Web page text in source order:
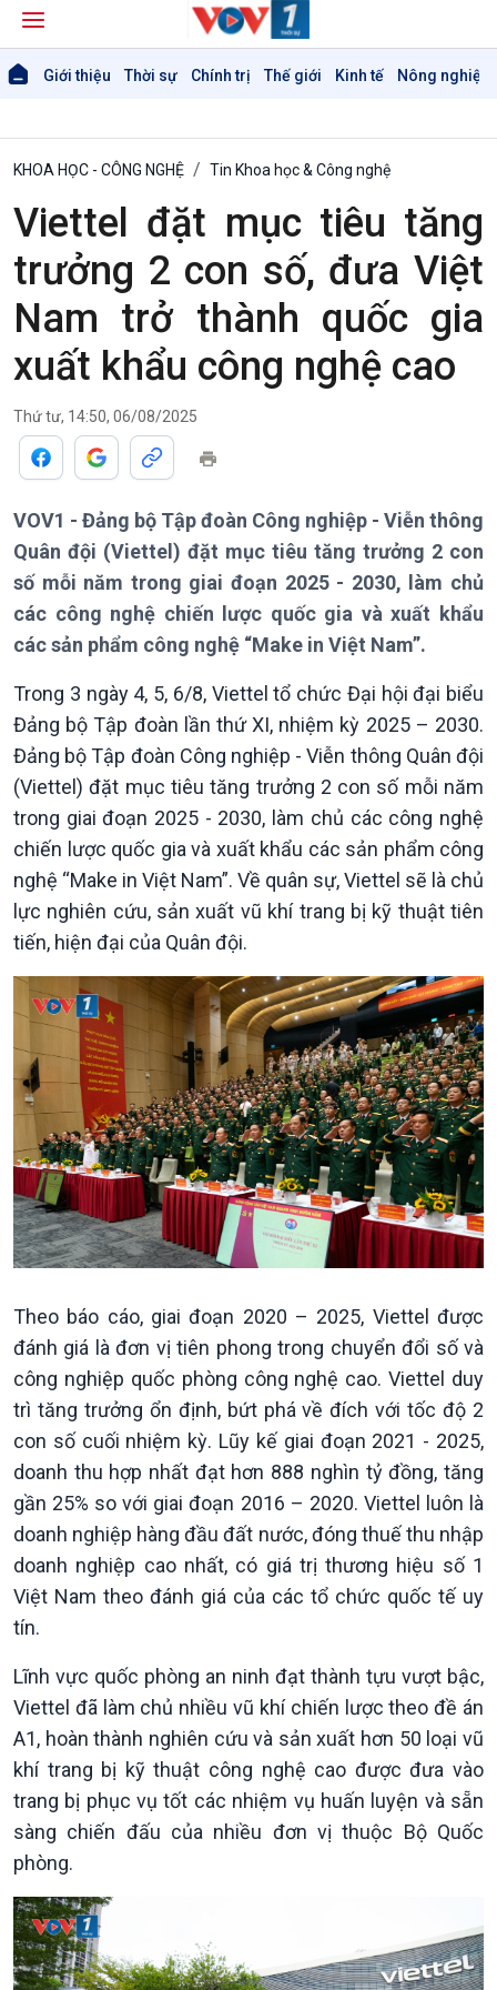
Giới thiệu Thời sự Chính trị Thế giới Kinh tế Nông nghiệp
Giới thiệu
Thời sự
Thời sự 6h
Thời sự 12h
Thời sự 21h30
Bản tin
Chuyên mục
Theo dòng Thời sự
Chính trị
Chính phủ với người dân
Quốc hội với cử tri
Xây dựng đảng
Đảng trong cuộc sống
Nhận diện sự thật
Pháp luật và đời sống
Thế giới
Vấn đề quốc tế
Hồ sơ sự kiện quốc tế
Thế giới & Việt Nam
Biên cương - Một dải vững
bền
Kinh tế
Tin Kinh tế
Trước giờ mở cửa
Dòng chảy Kinh tế
Mùa vàng
KHOA HỌC - CÔNG NGHỆ Tin Khoa học & Công nghệ
Viettel đặt mục tiêu tăng
trưởng 2 con số, đưa Việt
Nam trở thành quốc gia
xuất khẩu công nghệ cao
Thứ tư, 14:50, 06/08/2025
VOV1 - Đảng bộ Tập đoàn Công nghiệp - Viễn thông
Quân đội (Viettel) đặt mục tiêu tăng trưởng 2 con
số mỗi năm trong giai đoạn 2025 - 2030, làm chủ
các công nghệ chiến lược quốc gia và xuất khẩu
các sản phẩm công nghệ “Make in Việt Nam”.
Trong 3 ngày 4, 5, 6/8, Viettel tổ chức Đại hội đại biểu
Đảng bộ Tập đoàn lần thứ XI, nhiệm kỳ 2025 – 2030.
Đảng bộ Tập đoàn Công nghiệp - Viễn thông Quân đội
(Viettel) đặt mục tiêu tăng trưởng 2 con số mỗi năm
trong giai đoạn 2025 - 2030, làm chủ các công nghệ
chiến lược quốc gia và xuất khẩu các sản phẩm công
nghệ “Make in Việt Nam”. Về quân sự, Viettel sẽ là chủ
lực nghiên cứu, sản xuất vũ khí trang bị kỹ thuật tiên
tiến, hiện đại của Quân đội.
Theo báo cáo, giai đoạn 2020 – 2025, Viettel được
đánh giá là đơn vị tiên phong trong chuyển đổi số và
công nghiệp quốc phòng công nghệ cao. Viettel duy
trì tăng trưởng ổn định, bứt phá về đích với tốc độ 2
con số cuối nhiệm kỳ. Lũy kế giai đoạn 2021 - 2025,
doanh thu hợp nhất đạt hơn 888 nghìn tỷ đồng, tăng
gần 25% so với giai đoạn 2016 – 2020. Viettel luôn là
doanh nghiệp hàng đầu đất nước, đóng thuế thu nhập
doanh nghiệp cao nhất, có giá trị thương hiệu số 1
Việt Nam theo đánh giá của các tổ chức quốc tế uy
tín.
Lĩnh vực quốc phòng an ninh đạt thành tựu vượt bậc,
Viettel đã làm chủ nhiều vũ khí chiến lược theo đề án
A1, hoàn thành nghiên cứu và sản xuất hơn 50 loại vũ
khí trang bị kỹ thuật công nghệ cao được đưa vào
trang bị phục vụ tốt các nhiệm vụ huấn luyện và sẵn
sàng chiến đấu của nhiều đơn vị thuộc Bộ Quốc
phòng.